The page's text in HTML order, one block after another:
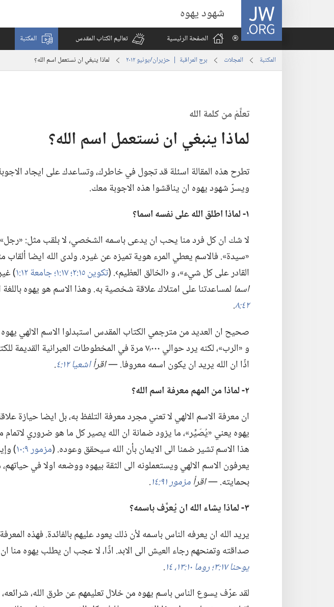
JW.ORG شهود يهوه
الصفحة الرئيسية
تعاليم الكتاب المقدس المكتبة
المكتبة المجلات برج المراقبة | ‏‎حزيران/يونيو‏ ‏‎٢٠١٢‏ لماذا ينبغي ان نستعمل اسم الله؟‏
تعلَّمْ من كلمة الله
لماذا ينبغي ان نستعمل اسم الله؟‏
تطرح هذه المقالة اسئلة قد تجول في خاطرك،‏ وتساعدك على ايجاد
ويسرّ شهود يهوه ان يناقشوا هذه الاجوبة معك.‏
١-‏ لماذا اطلق الله على نفسه اسما؟‏
لا شك ان كل فرد منا يحب ان يدعى باسمه الشخصي،‏ لا بلقب مثل:‏ «رجل»،‏
«سيدة».‏ فالاسم يعطي المرء هوية تميزه عن غيره.‏ ولدى الله ايضا ألقاب
القادر على كل شيء»،‏ و ‹الخالق العظيم›.‏ (‏تكوين ١٥:‏٢؛‏ جامعة ١٢:‏١
‏)‏
اسما لمساعدتنا على امتلاك علاقة شخصية به.‏ وهذا الاسم هو يهوه
٤٢:‏٨ ‏.‏
صحيح ان العديد من مترجمي الكتاب المقدس استبدلوا الاسم الالهي يهوه
و «الرب»،‏ لكنه يرد حوالي ٧٬٠٠٠ مرة في المخطوطات
اذًا ان الله يريد ان يكون اسمه معروفا.‏ —‏اقرأاشعيا ١٢:‏٤
‏.‏
٢-‏ لماذا من المهم معرفة اسم الله؟‏
ان معرفة الاسم الالهي لا تعني مجرد معرفة التلفظ به،‏ بل ايضا حيازة
يهوه يعني «يُصَيِّر»،‏ ما يزود ضمانة ان الله يصير كل ما هو ضروري لاتمام
هذا الاسم تشير ضمنا الى الايمان بأن الله سيحقق وعوده.‏ (‏مزمور ٩:‏١٠
‏)‏
يعرفون الاسم الالهي ويستعملونه الى الثقة بيهوه ووضعه اولا في
بحمايته.‏ —‏اقرأمزمور ٩١:‏١٤
‏.‏
٣-‏ لماذا يشاء الله ان يُعرَّف باسمه؟‏
يريد الله ان يعرفه الناس باسمه لأن ذلك يعود عليهم بالفائدة.‏ فهذه
صداقته وتمنحهم رجاء العيش الى الابد.‏ اذًا،‏ لا عجب ان يطلب يهوه
يوحنا ١٧:‏٣؛‏
روما ١٠:‏١٣،‏ ١٤
‏.‏
لقد عرّف يسوع الناس باسم يهوه من خلال تعليمهم عن طرق الله،‏